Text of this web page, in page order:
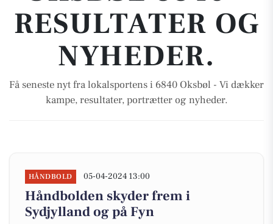
RESULTATER OG
NYHEDER.
Få seneste nyt fra lokalsportens i 6840 Oksbøl - Vi dækker
kampe, resultater, portrætter og nyheder.
HÅNDBOLD 05-04-2024 13:00
Håndbolden skyder frem i
Sydjylland og på Fyn